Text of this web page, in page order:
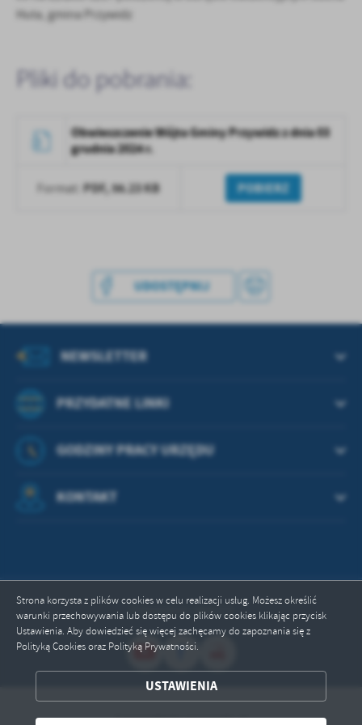
Strona korzysta z plików cookies w celu realizacji usług. Możesz określić
warunki przechowywania lub dostępu do plików cookies klikając przycisk
Ustawienia. Aby dowiedzieć się więcej zachęcamy do zapoznania się z
Polityką Cookies oraz Polityką Prywatności.
USTAWIENIA
treści w postaci wiadomości, ofert, komunikatów mediów
społecznościowych.
ZAPISZ WYBRANE
Huta, gmina Przywidz
Pliki do pobrania:
Obwieszczenie Wójta Gminy Przywidz z dnia 03
grudnia 2024 r.
Format: PDF, 56.23 KB POBIERZ
UDOSTĘPNIJ
PRZYDATNE LINKI
NEWSLETTER
GODZINY PRACY URZĘDU
KONTAKT
Odwiedzin: 664310
Copyright by przywidz.pl